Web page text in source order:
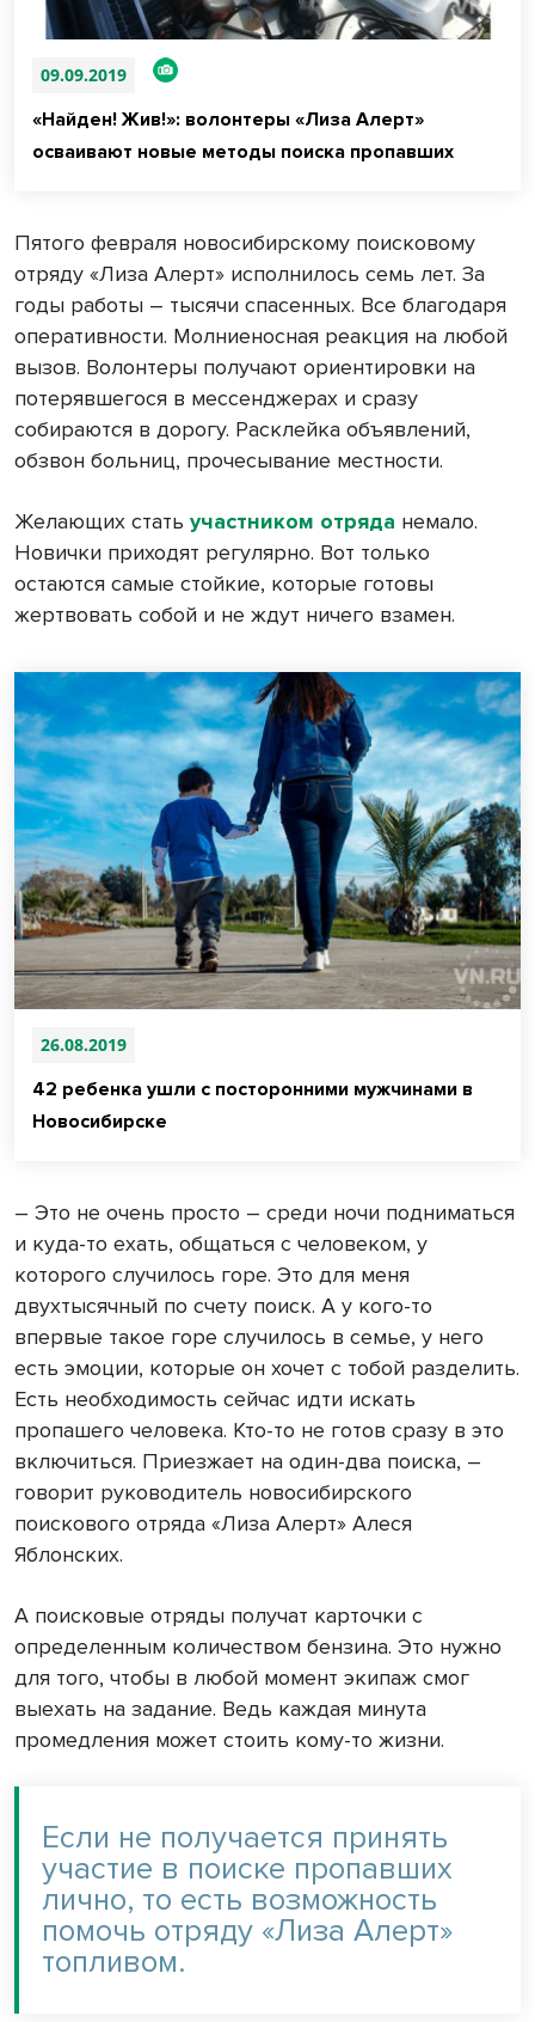
09.09.2019
«Найден! Жив!»: волонтеры «Лиза Алерт»
осваивают новые методы поиска пропавших
Пятого февраля новосибирскому поисковому
отряду «Лиза Алерт» исполнилось семь лет. За
годы работы – тысячи спасенных. Все благодаря
оперативности. Молниеносная реакция на любой
вызов. Волонтеры получают ориентировки на
потерявшегося в мессенджерах и сразу
собираются в дорогу. Расклейка объявлений,
обзвон больниц, прочесывание местности.
Желающих стать участником отряда немало.
Новички приходят регулярно. Вот только
остаются самые стойкие, которые готовы
жертвовать собой и не ждут ничего взамен.
26.08.2019
42 ребенка ушли с посторонними мужчинами в
Новосибирске
– Это не очень просто – среди ночи подниматься
и куда-то ехать, общаться с человеком, у
которого случилось горе. Это для меня
двухтысячный по счету поиск. А у кого-то
впервые такое горе случилось в семье, у него
есть эмоции, которые он хочет с тобой разделить.
Есть необходимость сейчас идти искать
пропашего человека. Кто-то не готов сразу в это
включиться. Приезжает на один-два поиска, –
говорит руководитель новосибирского
поискового отряда «Лиза Алерт» Алеся
Яблонских.
А поисковые отряды получат карточки с
определенным количеством бензина. Это нужно
для того, чтобы в любой момент экипаж смог
выехать на задание. Ведь каждая минута
промедления может стоить кому-то жизни.
Если не получается принять
участие в поиске пропавших
лично, то есть возможность
помочь отряду «Лиза Алерт»
топливом.